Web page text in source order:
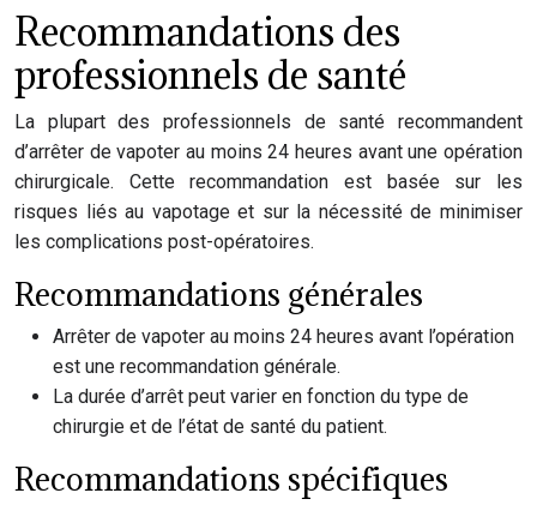
Recommandations des
professionnels de santé
La plupart des professionnels de santé recommandent
d’arrêter de vapoter au moins 24 heures avant une opération
chirurgicale. Cette recommandation est basée sur les
risques liés au vapotage et sur la nécessité de minimiser
les complications post-opératoires.
Recommandations générales
Arrêter de vapoter au moins 24 heures avant l’opération
est une recommandation générale.
La durée d’arrêt peut varier en fonction du type de
chirurgie et de l’état de santé du patient.
Recommandations spécifiques